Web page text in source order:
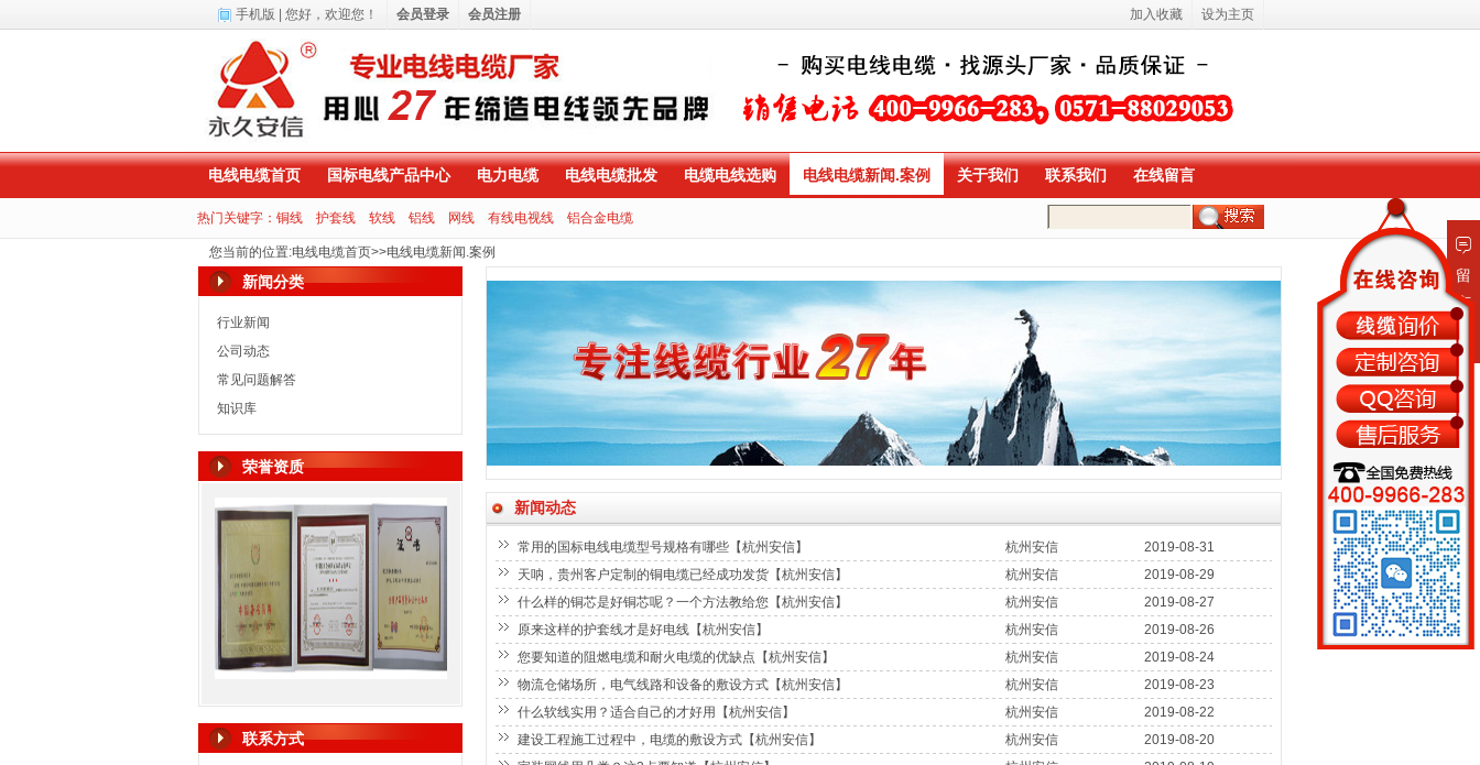
电线电缆首页 国标电线产品中心 电力电缆 电线电缆批发 电缆电线选购 电线电缆新闻.案例 关于我们 联系我们 在线留言
热门关键字： 铜线 护套线 软线 铝线 网线 有线电视线 铝合金电缆
您当前的位置:电线电缆首页>>电线电缆新闻.案例
新闻分类
行业新闻
公司动态
常见问题解答
知识库
荣誉资质
联系方式
新闻动态
常用的国标电线电缆型号规格有哪些【杭州安信】 杭州安信
2019-08-31
天呐，贵州客户定制的铜电缆已经成功发货【杭州安信】
杭州安信
2019-08-29
什么样的铜芯是好铜芯呢？一个方法教给您【杭州安信】
杭州安信
2019-08-27
原来这样的护套线才是好电线【杭州安信】
杭州安信
2019-08-26
您要知道的阻燃电缆和耐火电缆的优缺点【杭州安信】
杭州安信
2019-08-24
物流仓储场所，电气线路和设备的敷设方式【杭州安信】
杭州安信
2019-08-23
什么软线实用？适合自己的才好用【杭州安信】
杭州安信
2019-08-22
建设工程施工过程中，电缆的敷设方式【杭州安信】
杭州安信
2019-08-20
手机版 | 您好， 欢迎您！ 会员登录 会员注册 加入收藏 设为主页
留
言